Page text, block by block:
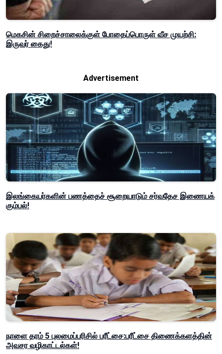
மெகசின் சிறைச்சாலைக்குள் போதைப்பொருள் வீச முயற்சி:
இருவர் கைது!
Advertisement
இலங்கையர்களின் பணத்தைச் சூறையாடும் சர்வதேச இணையக்
கும்பல்!
நாளை தரம் 5 புலமைப்பரிசில் பரீட்சை:பரீட்சை திணைக்களத்தின்
அவசர வழிகாட்டல்கள்!